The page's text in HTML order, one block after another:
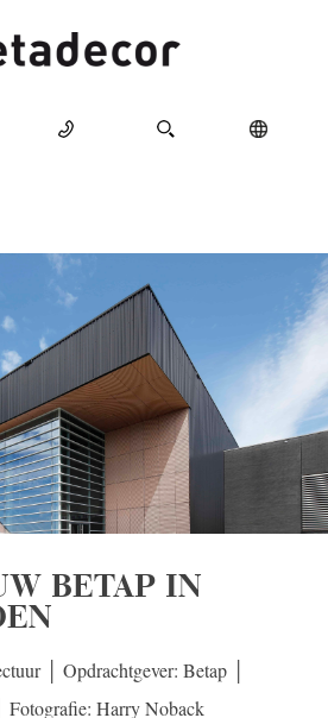
BETAP IN
│ Opdrachtgever: Betap │
Fotografie: Harry Noback